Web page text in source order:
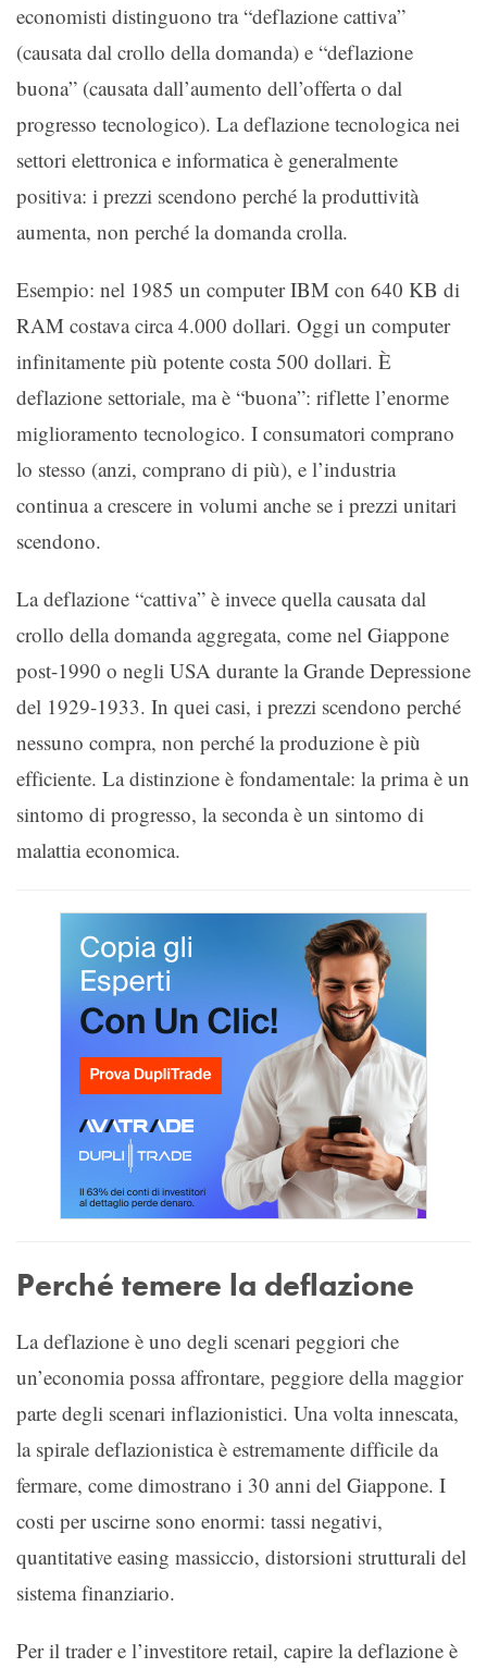
economisti distinguono tra “deflazione cattiva”
(causata dal crollo della domanda) e “deflazione
buona” (causata dall’aumento dell’offerta o dal
progresso tecnologico). La deflazione tecnologica nei
settori elettronica e informatica è generalmente
positiva: i prezzi scendono perché la produttività
aumenta, non perché la domanda crolla.
Esempio: nel 1985 un computer IBM con 640 KB di
RAM costava circa 4.000 dollari. Oggi un computer
infinitamente più potente costa 500 dollari. È
deflazione settoriale, ma è “buona”: riflette l’enorme
miglioramento tecnologico. I consumatori comprano
lo stesso (anzi, comprano di più), e l’industria
continua a crescere in volumi anche se i prezzi unitari
scendono.
La deflazione “cattiva” è invece quella causata dal
crollo della domanda aggregata, come nel Giappone
post-1990 o negli USA durante la Grande Depressione
del 1929-1933. In quei casi, i prezzi scendono perché
nessuno compra, non perché la produzione è più
efficiente. La distinzione è fondamentale: la prima è un
sintomo di progresso, la seconda è un sintomo di
malattia economica.
Perché temere la deflazione
La deflazione è uno degli scenari peggiori che
un’economia possa affrontare, peggiore della maggior
parte degli scenari inflazionistici. Una volta innescata,
la spirale deflazionistica è estremamente difficile da
fermare, come dimostrano i 30 anni del Giappone. I
costi per uscirne sono enormi: tassi negativi,
quantitative easing massiccio, distorsioni strutturali del
sistema finanziario.
Per il trader e l’investitore retail, capire la deflazione è